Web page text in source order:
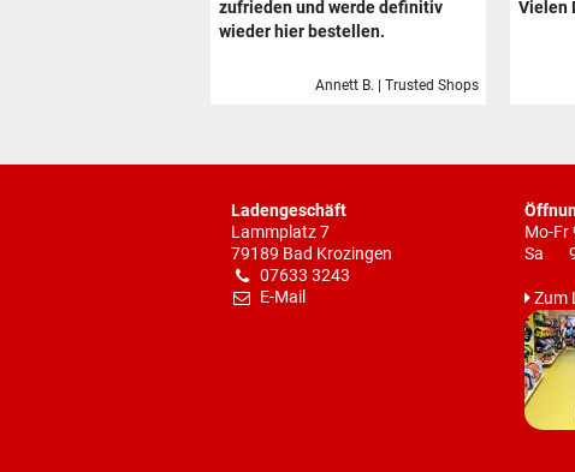
zufrieden und werde definitiv
wieder hier bestellen.
Annett B. | Trusted Shops
Vielen
Ladengeschäft
Lammplatz 7
79189 Bad Krozingen
07633 3243
E-Mail
Mo-Fr
Sa
Zum